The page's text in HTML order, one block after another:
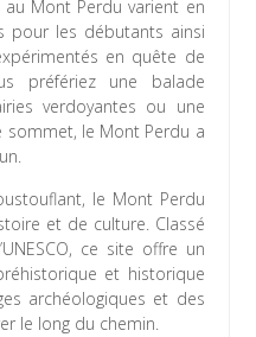
Mont Perdu varient en
pour les débutants ainsi
en quête de
préfériez une balade
verdoyantes ou une
sommet, le Mont Perdu a
le Mont Perdu
et de culture. Classé
ce site offre un
et historique
archéologiques et des
le long du chemin.